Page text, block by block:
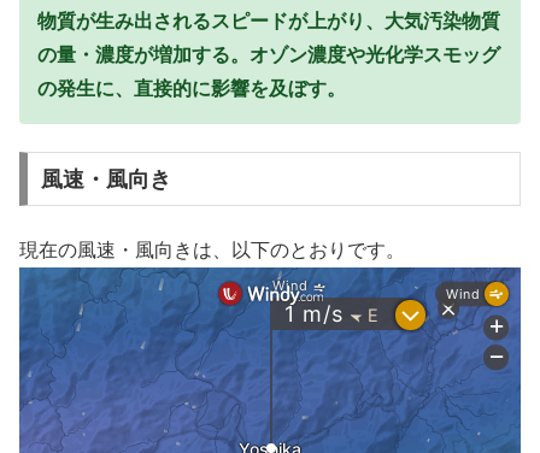
物質が生み出されるスピードが上がり、大気汚染物質
の量・濃度が増加する。オゾン濃度や光化学スモッグ
の発生に、直接的に影響を及ぼす。
風速・風向き
現在の風速・風向きは、以下のとおりです。